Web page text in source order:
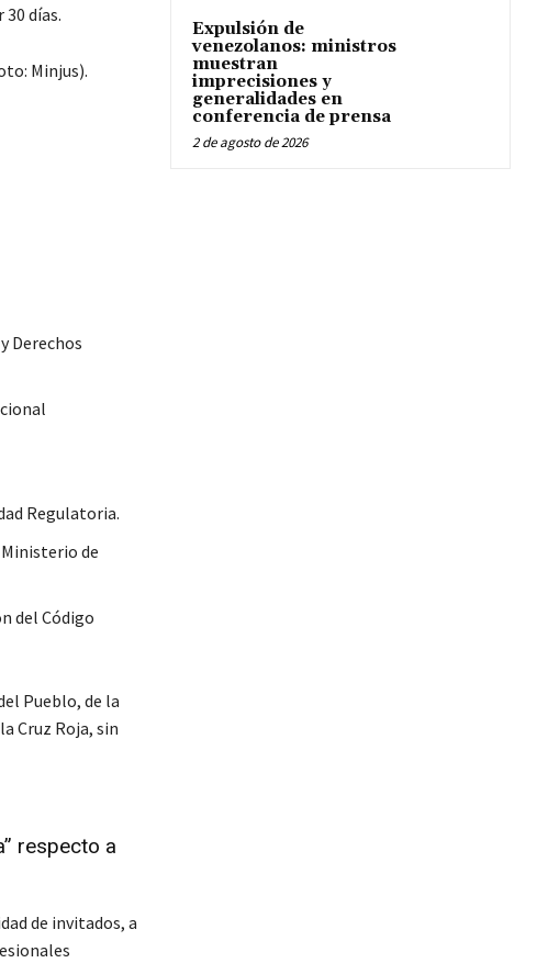
días.
Derechos
Regulatoria.
de
del Código
Pueblo, de la
Cruz Roja, sin
respecto a
de invitados, a
Expulsión de
venezolanos: ministros
muestran
imprecisiones y
generalidades en
conferencia de prensa
2 de agosto de 2026